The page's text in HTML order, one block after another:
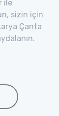
ile
sizin için
Çanta